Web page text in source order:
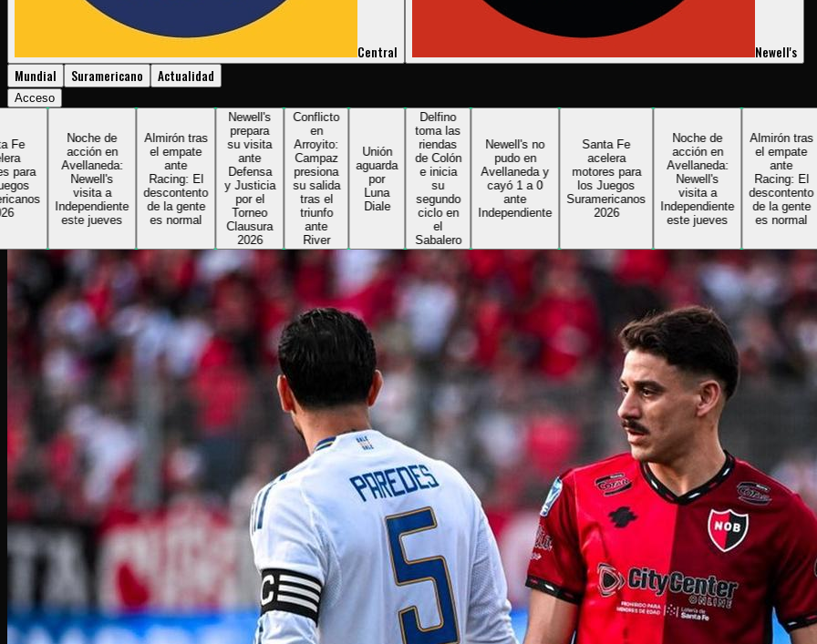
Central
Newell's
Mundial
Suramericano Actualidad
Acceso
Noche de
acción en
Avellaneda:
Newell's
visita a
Independiente
este jueves
Almirón tras
el empate
ante
Racing: El
descontento
de la gente
es normal
prepara
su visita
ante
Defensa
y Justicia
por el
Torneo
Clausura
Conflicto
en
Arroyito:
Campaz
presiona
su salida
tras el
triunfo
ante
River
Unión
aguarda
por
Luna
Diale
toma las
riendas
de Colón
e inicia
segundo
ciclo en
Sabalero
Newell's no
pudo en
Avellaneda y
cayó 1 a 0
ante
Independiente
Santa Fe
motores para
los Juegos
Suramericanos
2026
Noche de
acción en
Avellaneda:
Newell's
visita a
Independiente
este jueves
Almirón tras
el empate
ante
Racing: El
descontento
de la gente
es normal